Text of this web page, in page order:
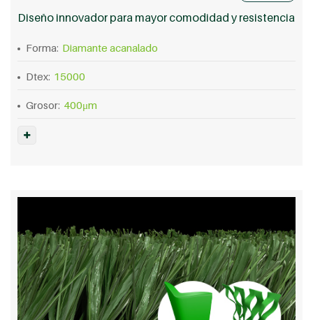
Diseño innovador para mayor comodidad y resistencia
Forma: Diamante acanalado
Dtex: 15000
Grosor: 400μm